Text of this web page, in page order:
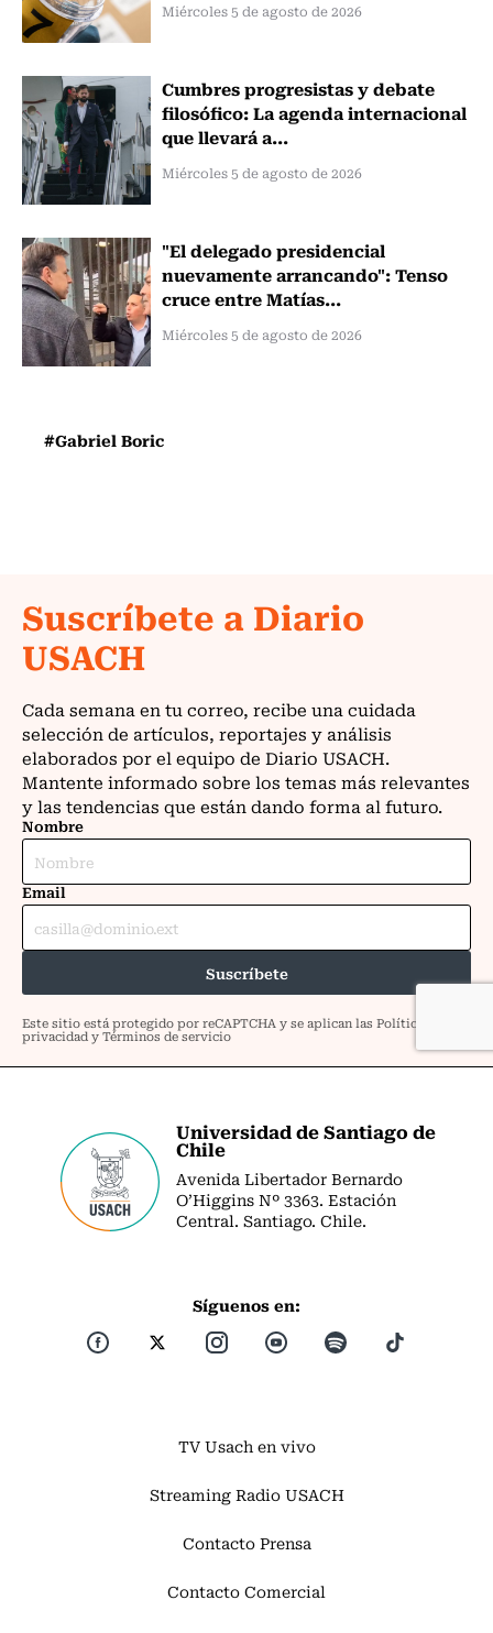
Miércoles 5 de agosto de 2026
Cumbres progresistas y debate
filosófico: La agenda internacional
que llevará a...
Miércoles 5 de agosto de 2026
"El delegado presidencial
nuevamente arrancando": Tenso
cruce entre Matías...
Miércoles 5 de agosto de 2026
#Gabriel Boric
Universidad de Santiago de
Chile
Avenida Libertador Bernardo
O’Higgins Nº 3363. Estación
Central. Santiago. Chile.
Síguenos en:
TV Usach en vivo
Streaming Radio USACH
Contacto Prensa
Contacto Comercial